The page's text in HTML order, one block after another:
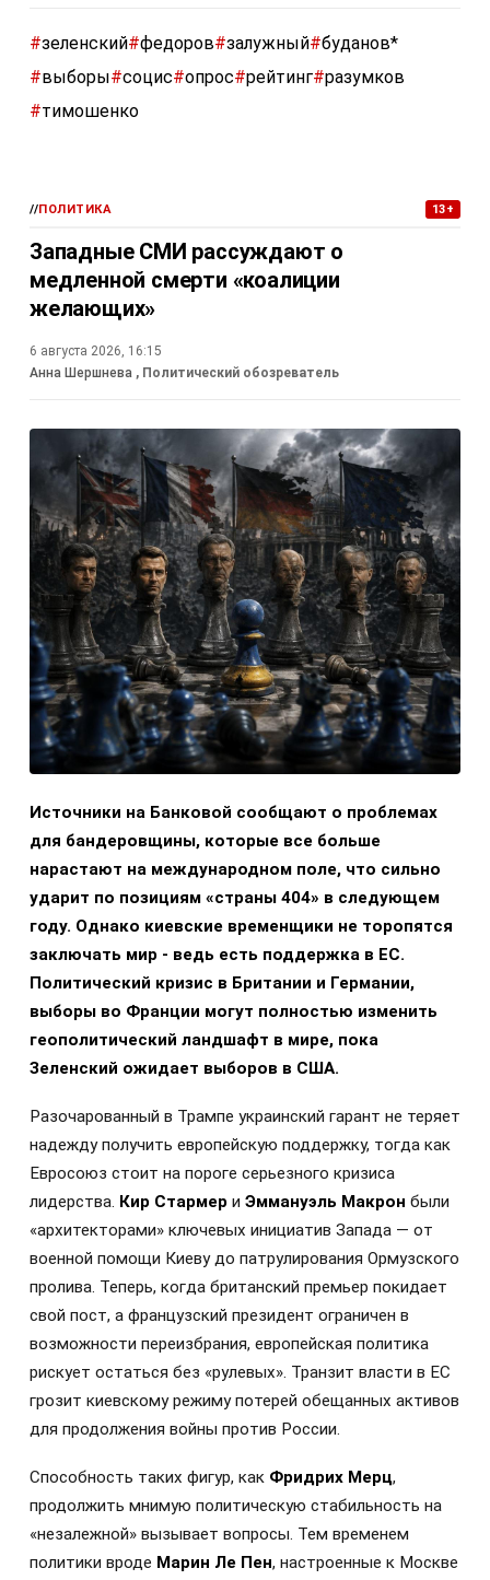
#зеленский#федоров#залужный#буданов*
#выборы#социс#опрос#рейтинг#разумков
#тимошенко
//ПОЛИТИКА 13+
Западные СМИ рассуждают о
медленной смерти «коалиции
желающих»
6 августа 2026, 16:15
Анна Шершнева , Политический обозреватель
Источники на Банковой сообщают о проблемах
для бандеровщины, которые все больше
нарастают на международном поле, что сильно
ударит по позициям «страны 404» в следующем
году. Однако киевские временщики не торопятся
заключать мир - ведь есть поддержка в ЕС.
Политический кризис в Британии и Германии,
выборы во Франции могут полностью изменить
геополитический ландшафт в мире, пока
Зеленский ожидает выборов в США.
Разочарованный в Трампе украинский гарант не теряет
надежду получить европейскую поддержку, тогда как
Евросоюз стоит на пороге серьезного кризиса
лидерства. Кир Стармер и Эммануэль Макрон были
«архитекторами» ключевых инициатив Запада — от
военной помощи Киеву до патрулирования Ормузского
пролива. Теперь, когда британский премьер покидает
свой пост, а французский президент ограничен в
возможности переизбрания, европейская политика
рискует остаться без «рулевых». Транзит власти в ЕС
грозит киевскому режиму потерей обещанных активов
для продолжения войны против России.
Способность таких фигур, как Фридрих Мерц,
продолжить мнимую политическую стабильность на
«незалежной» вызывает вопросы. Тем временем
политики вроде Марин Ле Пен, настроенные к Москве